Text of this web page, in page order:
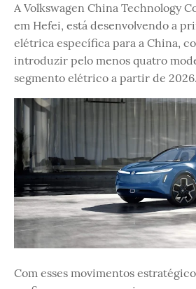
A Volkswagen China Technology
em Hefei, está desenvolvendo a
elétrica específica para a China,
introduzir pelo menos quatro
segmento elétrico a partir de 2026.
Com esses movimentos